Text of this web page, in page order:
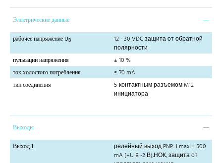
Электрические данные
рабочее напряжение UB
12 - 30 VDC защита от обратной
полярности
пульсации напряжения
± 10 %
ток холостого потребления
≤ 70 mA
тип соединения
5-контактным разъемом M12
инициатора
Выходы
Выход 1
релейный выход PNP: I max = 500
mA (+U B -2 В),НОК, защита от